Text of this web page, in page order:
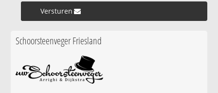
Versturen »
Schoorsteenveger Friesland